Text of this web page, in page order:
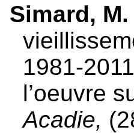
Simard, M.
1981-
l’oeuvre
Acadie,